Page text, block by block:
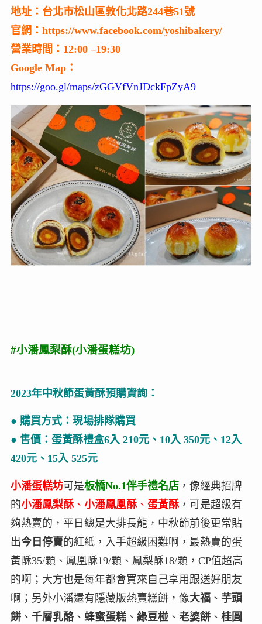
地址：台北市松山區敦化北路244巷51號
官網：https://www.facebook.com/yoshibakery/
營業時間：12:00 –19:30
Google Map：
https://goo.gl/maps/zGGVfVnJDckFpZyA9
#小潘鳳梨酥(小潘蛋糕坊)
2023年中秋節蛋黃酥預購資詢：
● 購買方式：現場排隊購買
● 售價：蛋黃酥禮盒6入 210元、10入 350元、12入
420元、15入 525元
小潘蛋糕坊可是板橋No.1伴手禮名店，像經典招牌
的小潘鳳梨酥、 小潘鳳凰酥、 蛋黃酥，可是超級有
夠熱賣的，平日總是大排長龍，中秋節前後更常貼
出今日停賣的紅紙，入手超級困難啊，最熱賣的蛋
黃酥35/顆、鳳凰酥19/顆、鳳梨酥18/顆，CP值超高
的啊；大方也是每年都會買來自己享用跟送好朋友
啊；另外小潘還有隱藏版熱賣糕餅，像大福、 芋頭
餅、 千層乳酪、 蜂蜜蛋糕、 綠豆椪、 老婆餅、 桂圓